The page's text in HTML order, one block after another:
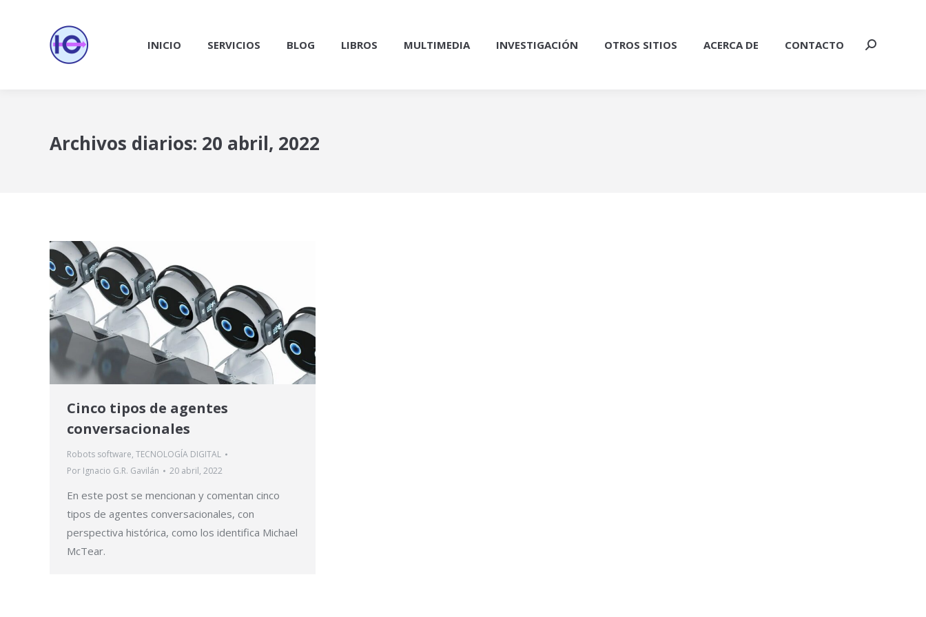
INICIO SERVICIOS BLOG LIBROS MULTIMEDIA INVESTIGACIÓN OTROS SITIOS ACERCA DE CONTACTO Buscar:
Archivos diarios: 20 abril, 2022
Cinco tipos de agentes
conversacionales
Robots software, TECNOLOGÍA DIGITAL
Por Ignacio G.R. Gavilán 20 abril, 2022
En este post se mencionan y comentan cinco
tipos de agentes conversacionales, con
perspectiva histórica, como los identifica Michael
McTear.